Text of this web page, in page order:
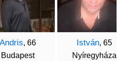
Andris, 66
Budapest
István, 65
Nyíregyháza